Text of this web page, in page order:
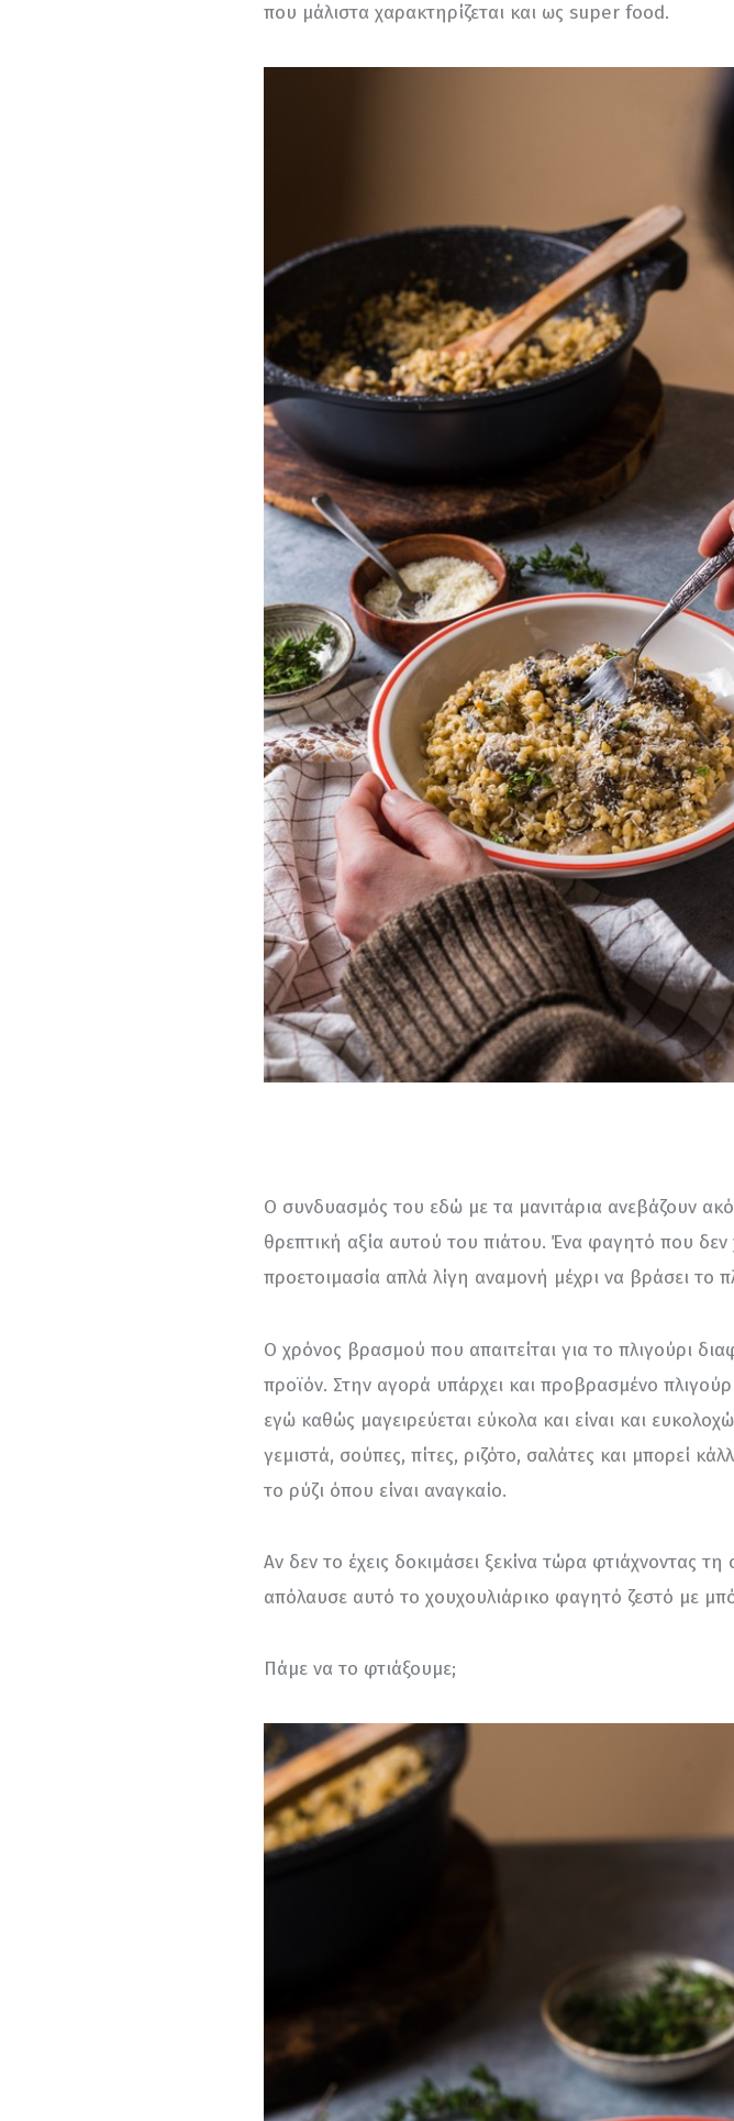
που μάλιστα χαρακτηρίζεται και ως super food.
Ο συνδυασμός του εδώ με τα μανιτάρια ανεβάζουν
θρεπτική αξία αυτού του πιάτου. Ένα φαγητό που δεν
προετοιμασία απλά λίγη αναμονή μέχρι να βράσει το
Ο χρόνος βρασμού που απαιτείται για το πλιγούρι
προϊόν. Στην αγορά υπάρχει και προβρασμένο
εγώ καθώς μαγειρεύεται εύκολα και είναι και
γεμιστά, σούπες, πίτες, ριζότο, σαλάτες και μπορεί
το ρύζι όπου είναι αναγκαίο.
Αν δεν το έχεις δοκιμάσει ξεκίνα τώρα φτιάχνοντας
απόλαυσε αυτό το χουχουλιάρικο φαγητό ζεστό με
Πάμε να το φτιάξουμε;